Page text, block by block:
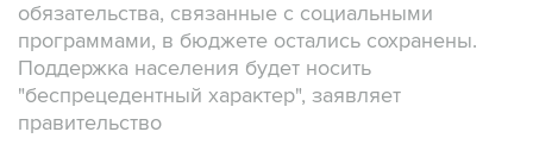
обязательства, связанные с социальными
программами, в бюджете остались сохранены.
Поддержка населения будет носить
"беспрецедентный характер", заявляет
правительство